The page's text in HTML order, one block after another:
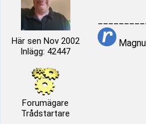
Här sen Nov 2002
Inlägg: 42447
Forumägare
Trådstartare